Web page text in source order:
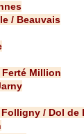
/ Beauvais
Ferté Million
/ Dol de